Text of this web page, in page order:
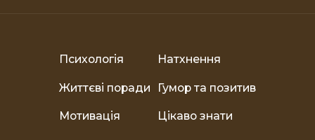
Психологія Натхнення
Життєві поради Гумор та позитив
Мотивація Цікаво знати